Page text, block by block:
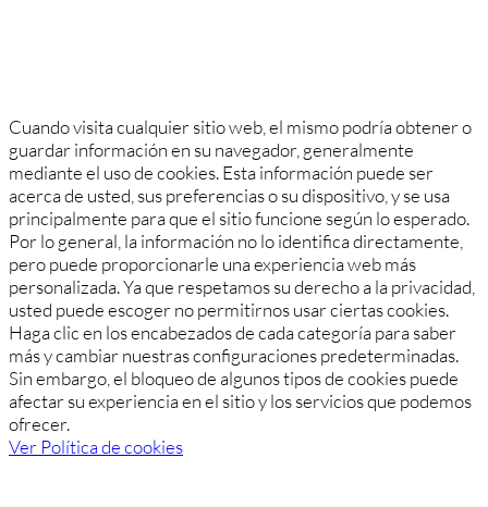
Cuando visita cualquier sitio web, el mismo podría obtener o
guardar información en su navegador, generalmente
mediante el uso de cookies. Esta información puede ser
acerca de usted, sus preferencias o su dispositivo, y se usa
principalmente para que el sitio funcione según lo esperado.
Por lo general, la información no lo identifica directamente,
pero puede proporcionarle una experiencia web más
personalizada. Ya que respetamos su derecho a la privacidad,
usted puede escoger no permitirnos usar ciertas cookies.
Haga clic en los encabezados de cada categoría para saber
más y cambiar nuestras configuraciones predeterminadas.
Sin embargo, el bloqueo de algunos tipos de cookies puede
afectar su experiencia en el sitio y los servicios que podemos
ofrecer.
Ver Política de cookies